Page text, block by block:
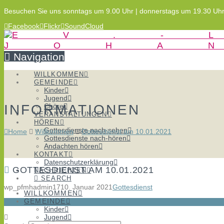
Besuchen Sie uns sonntags um 9.00 Uhr | donnerstags um 19.30 Uhr
Facebook Flickr SoundCloud
Navigation
WILLKOMMEN
GEMEINDE
Kinder
Jugend
Chöre
VERANSTALTUNGEN
HÖREN
Gottesdienste nach-sehen
Gottesdienste nach-hören
Andachten hören
KONTAKT
Datenschutzerklärung
NACHRICHTEN
SEARCH
WILLKOMMEN
GEMEINDE
Kinder
Jugend
INFORMATIONEN
Home Willkommen Gottesdienst am 10.01.2021
GOTTESDIENST AM 10.01.2021
wp_pfmhadmin1710. Januar 2021Gottesdienst